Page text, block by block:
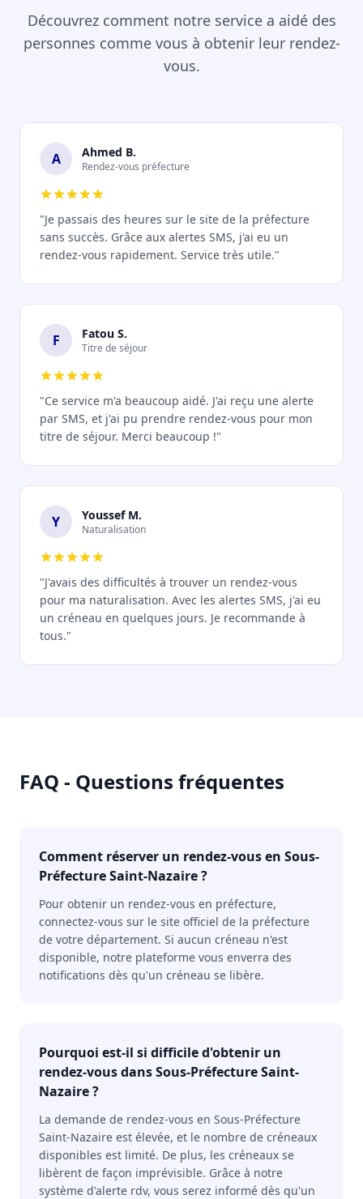
Découvrez comment notre service a aidé des
personnes comme vous à obtenir leur rendez-
vous.
A Ahmed B.
Rendez-vous préfecture
"Je passais des heures sur le site de la préfecture
sans succès. Grâce aux alertes SMS, j'ai eu un
rendez-vous rapidement. Service très utile."
F Fatou S.
Titre de séjour
"Ce service m'a beaucoup aidé. J'ai reçu une alerte
par SMS, et j'ai pu prendre rendez-vous pour mon
titre de séjour. Merci beaucoup !"
Y Youssef M.
Naturalisation
"J'avais des difficultés à trouver un rendez-vous
pour ma naturalisation. Avec les alertes SMS, j'ai eu
un créneau en quelques jours. Je recommande à
tous."
FAQ - Questions fréquentes
Comment réserver un rendez-vous en Sous-
Préfecture Saint-Nazaire ?
Pour obtenir un rendez-vous en préfecture,
connectez-vous sur le site officiel de la préfecture
de votre département. Si aucun créneau n'est
disponible, notre plateforme vous enverra des
notifications dès qu'un créneau se libère.
Pourquoi est-il si difficile d'obtenir un
rendez-vous dans Sous-Préfecture Saint-
Nazaire ?
La demande de rendez-vous en Sous-Préfecture
Saint-Nazaire est élevée, et le nombre de créneaux
disponibles est limité. De plus, les créneaux se
libèrent de façon imprévisible. Grâce à notre
système d'alerte rdv, vous serez informé dès qu'un